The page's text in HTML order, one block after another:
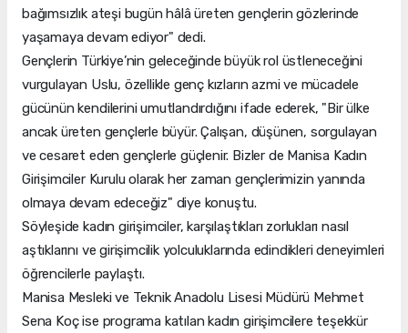
bağımsızlık ateşi bugün hâlâ üreten gençlerin gözlerinde
yaşamaya devam ediyor" dedi.
Gençlerin Türkiye’nin geleceğinde büyük rol üstleneceğini
vurgulayan Uslu, özellikle genç kızların azmi ve mücadele
gücünün kendilerini umutlandırdığını ifade ederek, "Bir ülke
ancak üreten gençlerle büyür. Çalışan, düşünen, sorgulayan
ve cesaret eden gençlerle güçlenir. Bizler de Manisa Kadın
Girişimciler Kurulu olarak her zaman gençlerimizin yanında
olmaya devam edeceğiz" diye konuştu.
Söyleşide kadın girişimciler, karşılaştıkları zorlukları nasıl
aştıklarını ve girişimcilik yolculuklarında edindikleri deneyimleri
öğrencilerle paylaştı.
Manisa Mesleki ve Teknik Anadolu Lisesi Müdürü Mehmet
Sena Koç ise programa katılan kadın girişimcilere teşekkür